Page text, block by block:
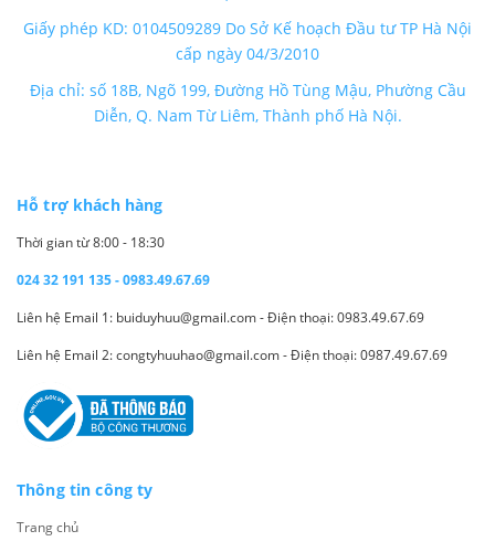
Giấy phép KD: 0104509289 Do Sở Kế hoạch Đầu tư TP Hà Nội
cấp ngày 04/3/2010
Địa chỉ: số 18B, Ngõ 199, Đường Hồ Tùng Mậu, Phường Cầu
Diễn, Q. Nam Từ Liêm, Thành phố Hà Nội.
Hỗ trợ khách hàng
Thời gian từ 8:00 - 18:30
024 32 191 135 - 0983.49.67.69
Liên hệ Email 1: buiduyhuu@gmail.com - Điện thoại: 0983.49.67.69
Liên hệ Email 2: congtyhuuhao@gmail.com - Điện thoại: 0987.49.67.69
Thông tin công ty
Trang chủ